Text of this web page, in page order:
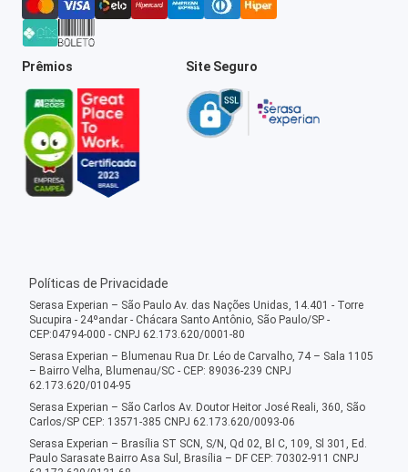
Prêmios Site Seguro
Políticas de Privacidade
Serasa Experian – São Paulo Av. das Nações Unidas, 14.401 - Torre
Sucupira - 24ºandar - Chácara Santo Antônio, São Paulo/SP -
CEP:04794-000 - CNPJ 62.173.620/0001-80
Serasa Experian – Blumenau Rua Dr. Léo de Carvalho, 74 – Sala 1105
– Bairro Velha, Blumenau/SC - CEP: 89036-239 CNPJ
62.173.620/0104-95
Serasa Experian – São Carlos Av. Doutor Heitor José Reali, 360, São
Carlos/SP CEP: 13571-385 CNPJ 62.173.620/0093-06
Serasa Experian – Brasília ST SCN, S/N, Qd 02, Bl C, 109, Sl 301, Ed.
Paulo Sarasate Bairro Asa Sul, Brasília – DF CEP: 70302-911 CNPJ